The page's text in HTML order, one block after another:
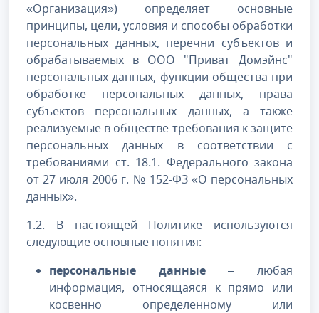
«Организация») определяет основные
принципы, цели, условия и способы обработки
персональных данных, перечни субъектов и
обрабатываемых в ООО "Приват Домэйнс"
персональных данных, функции общества при
обработке персональных данных, права
субъектов персональных данных, а также
реализуемые в обществе требования к защите
персональных данных в соответствии с
требованиями ст. 18.1. Федерального закона
от 27 июля 2006 г. № 152-ФЗ «О персональных
данных».
1.2. В настоящей Политике используются
следующие основные понятия:
персональные данные– любая
информация, относящаяся к прямо или
косвенно определенному или